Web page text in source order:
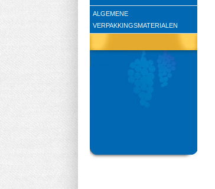
ALGEMENE
VERPAKKINGSMATERIALEN